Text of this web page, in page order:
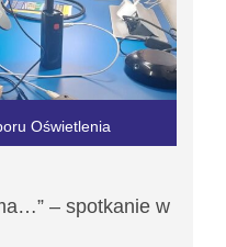
Oświetlenia
– spotkanie w